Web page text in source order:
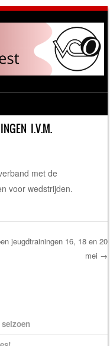
I.V.M.
met de
voor wedstrijden.
jeugdtrainingen 16, 18 en 20
mei →